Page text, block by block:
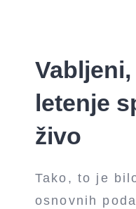
letenje
živo
Tako, to je
osnovnih